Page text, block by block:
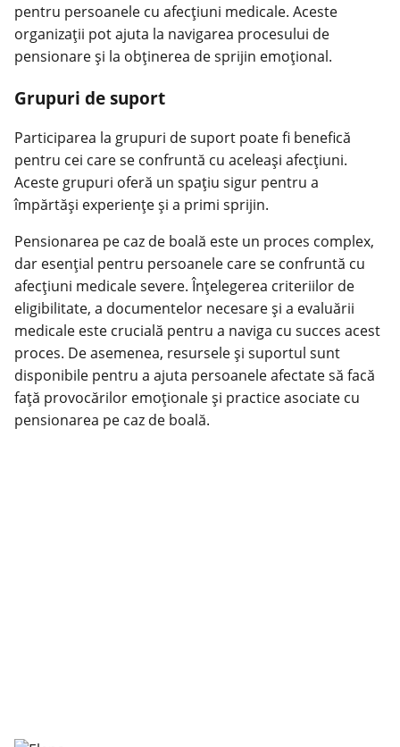
pentru persoanele cu afecțiuni medicale. Aceste
organizații pot ajuta la navigarea procesului de
pensionare și la obținerea de sprijin emoțional.
Grupuri de suport
Participarea la grupuri de suport poate fi benefică
pentru cei care se confruntă cu aceleași afecțiuni.
Aceste grupuri oferă un spațiu sigur pentru a
împărtăși experiențe și a primi sprijin.
Pensionarea pe caz de boală este un proces complex,
dar esențial pentru persoanele care se confruntă cu
afecțiuni medicale severe. Înțelegerea criteriilor de
eligibilitate, a documentelor necesare și a evaluării
medicale este crucială pentru a naviga cu succes acest
proces. De asemenea, resursele și suportul sunt
disponibile pentru a ajuta persoanele afectate să facă
față provocărilor emoționale și practice asociate cu
pensionarea pe caz de boală.